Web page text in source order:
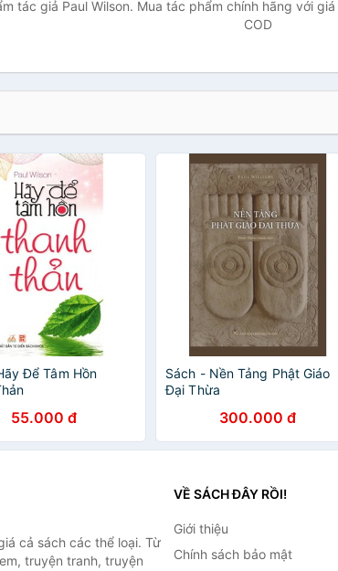
tác giả Paul Wilson. Mua tác phẩm chính hãng với
COD
Để Tâm Hồn
55.000 đ
Sách - Nền Tảng Phật Giáo
Đại Thừa
300.000 đ
cả sách các thể loại. Từ
truyện tranh, truyện
VỀ SÁCH ĐÂY RỒI!
Giới thiệu
Chính sách bảo mật